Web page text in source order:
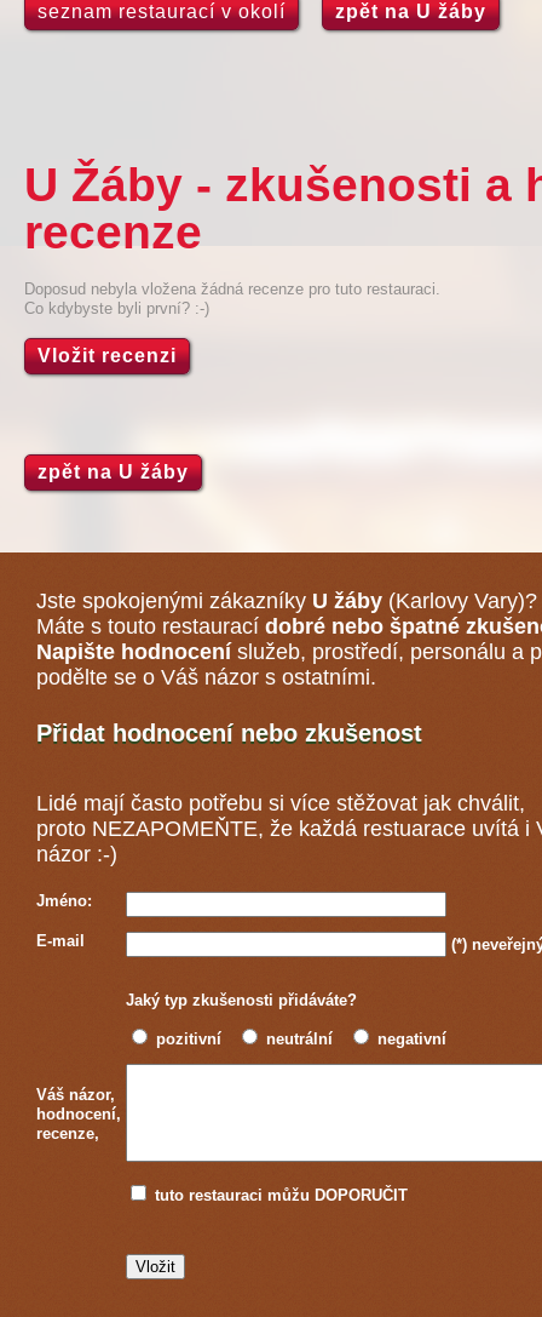
seznam restaurací v okolí zpět na U žáby
U Žáby - zkušenosti a
recenze
Doposud nebyla vložena žádná recenze pro tuto restauraci.
Co kdybyste byli první? :-)
Vložit recenzi
zpět na U žáby
Jste spokojenými zákazníky U žáby (Karlovy Vary)?
Máte s touto restaurací dobré nebo špatné
Napište hodnocení služeb, prostředí, personálu a
podělte se o Váš názor s ostatními.
Přidat hodnocení nebo zkušenost
Lidé mají často potřebu si více stěžovat jak chválit,
proto NEZAPOMEŇTE, že každá restuarace uvítá i
názor :-)
Jméno:
E-mail (*)
Jaký typ zkušenosti přidáváte?
pozitivní neutrální negativní
Váš názor,
hodnocení,
recenze,
tuto restauraci můžu DOPORUČIT